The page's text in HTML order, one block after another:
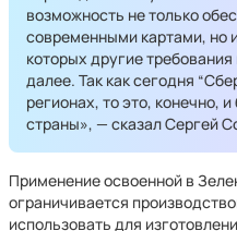
возможность не только
современными картами, но
которых другие
далее. Так как сегодня
регионах, то это, конечно,
страны», — сказал Сергей
Применение освоенной в
ограничивается
использовать для